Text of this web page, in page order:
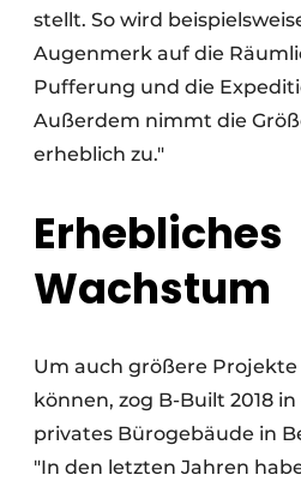
stellt. So wird
Augenmerk auf die
Pufferung und die
Außerdem nimmt die
erheblich zu."
Erhebliches
Wachstum
Um auch größere
können, zog B-Built 2018
privates Bürogebäude in
"In den letzten Jahren